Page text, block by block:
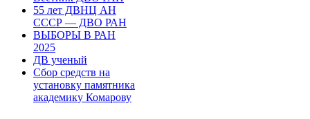
55 лет ДВНЦ АН
СССР — ДВО РАН
ВЫБОРЫ В РАН
2025
ДВ ученый
Сбор средств на
установку памятника
академику Комарову